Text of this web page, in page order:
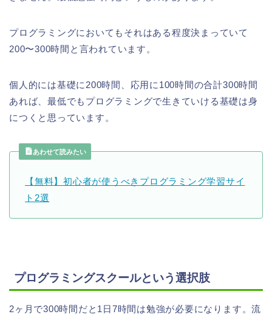
プログラミングにおいてもそれはある程度決まっていて
200〜300時間と言われています。
個人的には基礎に200時間、応用に100時間の合計300時間
あれば、最低でもプログラミングで生きていける基礎は身
につくと思っています。
あわせて読みたい
【無料】初心者が使うべきプログラミング学習サイ
ト2選
プログラミングスクールという選択肢
2ヶ月で300時間だと1日7時間は勉強が必要になります。流